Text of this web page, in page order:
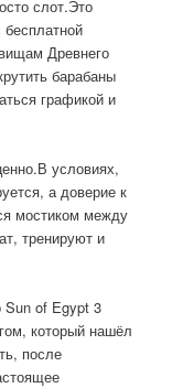
слот.Это
Древнего
барабаны
графикой и
условиях,
а доверие к
мостиком между
тренируют и
Sun of Egypt 3
который нашёл
после